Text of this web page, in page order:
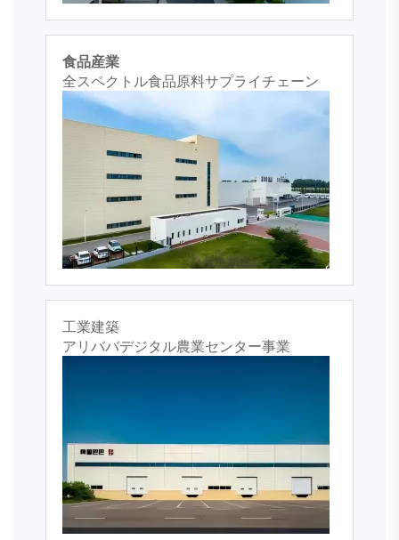
食品産業
全スペクトル食品原料サプライチェーン
工業建築
アリババデジタル農業センター事業